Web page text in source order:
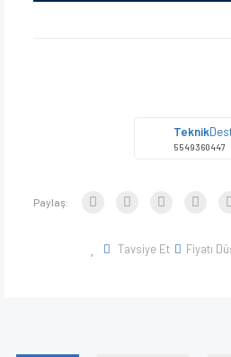
Teknik
5549360447
Paylaş:
Tavsiye Et Fiyatı